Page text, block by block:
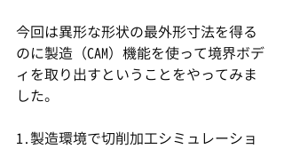
今回は異形な形状の最外形寸法を得る
のに製造（CAM）機能を使って境界ボデ
ィを取り出すということをやってみま
した。
1.製造環境で切削加工シミュレーショ